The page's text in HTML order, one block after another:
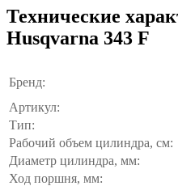
Технические
Husqvarna 343 F
Бренд:
Артикул:
Тип:
Рабочий объем цилиндра, см:
Диаметр цилиндра, мм:
Ход поршня, мм: